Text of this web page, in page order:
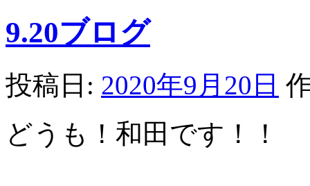
9.20ブログ
投稿日: 2020年9月20日
どうも！和田です！！